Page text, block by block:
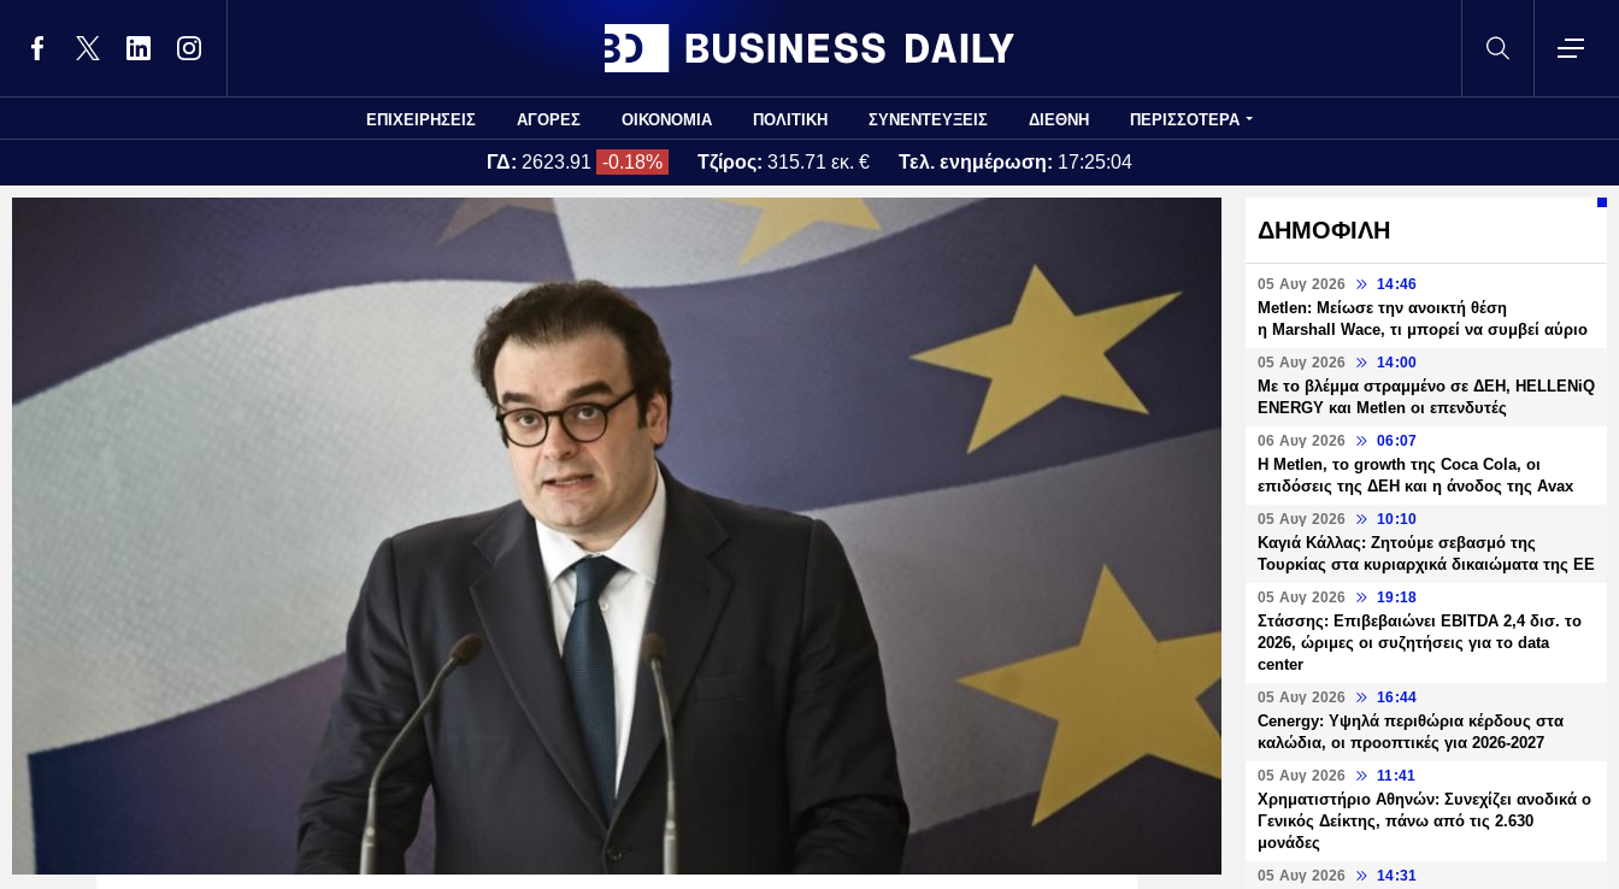
ΕΠΙΧΕΙΡΗΣΕΙΣ ΑΓΟΡΕΣ ΟΙΚΟΝΟΜΙΑ ΠΟΛΙΤΙΚΗ ΣΥΝΕΝΤΕΥΞΕΙΣ ΔΙΕΘΝΗ ΠΕΡΙΣΣΟΤΕΡΑ
ΓΔ: 2623.91 -0.18% Τζίρος: 315.71 εκ. € Τελ. ενημέρωση: 17:25:04
ΔΗΜΟΦΙΛΗ
05 Αυγ 2026 14:46
Metlen: Μείωσε την ανοικτή θέση
η Marshall Wace, τι μπορεί να συμβεί αύριο
05 Αυγ 2026 14:00
Με το βλέμμα στραμμένο σε ΔΕΗ, HELLENiQ
ENERGY και Metlen οι επενδυτές
06 Αυγ 2026 06:07
H Metlen, το growth της Coca Cola, οι
επιδόσεις της ΔΕΗ και η άνοδος της Avax
05 Αυγ 2026 10:10
Καγιά Κάλλας: Ζητούμε σεβασμό της
Τουρκίας στα κυριαρχικά δικαιώματα της ΕΕ
05 Αυγ 2026 19:18
Στάσσης: Επιβεβαιώνει EBITDA 2,4 δισ. το
2026, ώριμες οι συζητήσεις για το data
center
05 Αυγ 2026 16:44
Cenergy: Υψηλά περιθώρια κέρδους στα
καλώδια, οι προοπτικές για 2026-2027
05 Αυγ 2026 11:41
Χρηματιστήριο Αθηνών: Συνεχίζει ανοδικά ο
Γενικός Δείκτης, πάνω από τις 2.630
μονάδες
05 Αυγ 2026 14:31